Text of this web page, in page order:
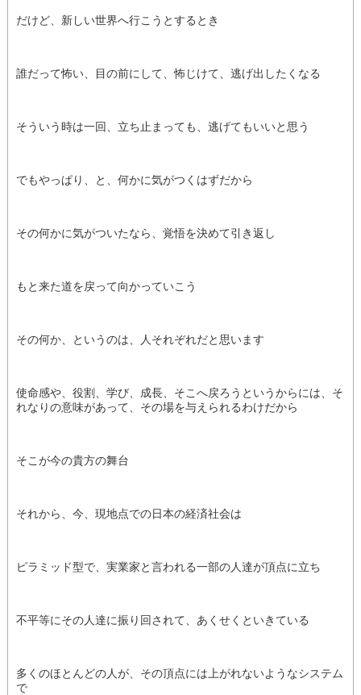
だけど、新しい世界へ行こうとするとき
誰だって怖い、目の前にして、怖じけて、逃げ出したくなる
そういう時は一回、立ち止まっても、逃げてもいいと思う
でもやっぱり、と、何かに気がつくはずだから
その何かに気がついたなら、覚悟を決めて引き返し
もと来た道を戻って向かっていこう
その何か、というのは、人それぞれだと思います
使命感や、役割、学び、成長、そこへ戻ろうというからには、そ
れなりの意味があって、その場を与えられるわけだから
そこが今の貴方の舞台
それから、今、現地点での日本の経済社会は
ピラミッド型で、実業家と言われる一部の人達が頂点に立ち
不平等にその人達に振り回されて、あくせくといきている
多くのほとんどの人が、その頂点には上がれないようなシステム
で